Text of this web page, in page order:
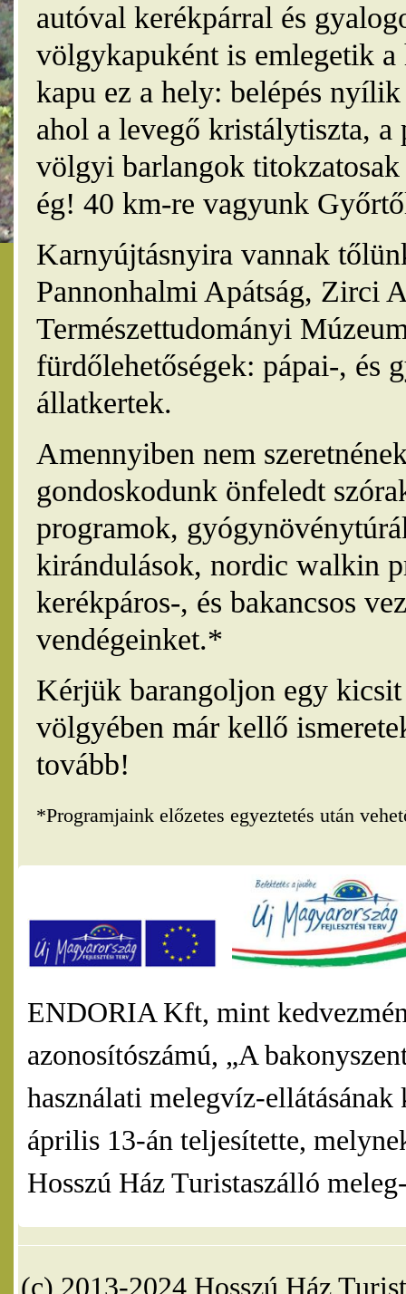
autóval kerékpárral és
völgykapuként is emlegetik
kapu ez a hely: belépés
ahol a levegő kristálytiszta, a
völgyi barlangok
ég! 40 km-re vagyunk
Karnyújtásnyira vannak
Pannonhalmi Apátság, Zirci
Természettudományi
fürdőlehetőségek: pápai-, és
állatkertek.
Amennyiben nem
gondoskodunk önfeledt
programok,
kirándulások, nordic walkin
kerékpáros-, és bakancsos
vendégeinket.*
Kérjük barangoljon egy
völgyében már kellő
tovább!
*Programjaink előzetes egyeztetés után
ENDORIA Kft, mint
azonosítószámú, „A
használati melegvíz-
április 13-án teljesítette,
Hosszú Ház Turistaszálló
(c) 2013-2024 Hosszú Ház